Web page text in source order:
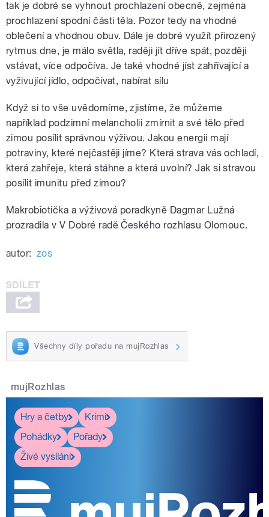
tak je dobré se vyhnout prochlazení obecně, zejména
prochlazení spodní části těla. Pozor tedy na vhodné
oblečení a vhodnou obuv. Dále je dobré využít přirozený
rytmus dne, je málo světla, raději jít dříve spát, později
vstávat, více odpočíva. Je také vhodné jíst zahřívající a
vyživující jídlo, odpočívat, nabírat sílu
Když si to vše uvědomíme, zjistíme, že můžeme
například podzimní melancholii zmírnit a své tělo před
zimou posílit správnou výživou. Jakou energii mají
potraviny, které nejčastěji jíme? Která strava vás ochladí,
která zahřeje, která stáhne a která uvolní? Jak si stravou
posílit imunitu před zimou?
Makrobiotička a výživová poradkyně Dagmar Lužná
prozradila v V Dobré radě Českého rozhlasu Olomouc.
autor: zos
Všechny díly pořadu na mujRozhlas
mujRozhlas
Hry a četby
Krimi
Pohádky
Pořady
Živé vysílání